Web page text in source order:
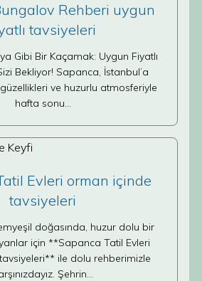
Rehberi uygun
tavsiyeleri
Gibi Bir Kaçamak: Uygun Fiyatlı
Bekliyor! Sapanca, İstanbul’a
güzellikleri ve huzurlu atmosferiyle
hafta sonu…
Evleri orman içinde
tavsiyeleri
doğasında, huzur dolu bir
için **Sapanca Tatil Evleri
ile dolu rehberimizle
Şehrin…